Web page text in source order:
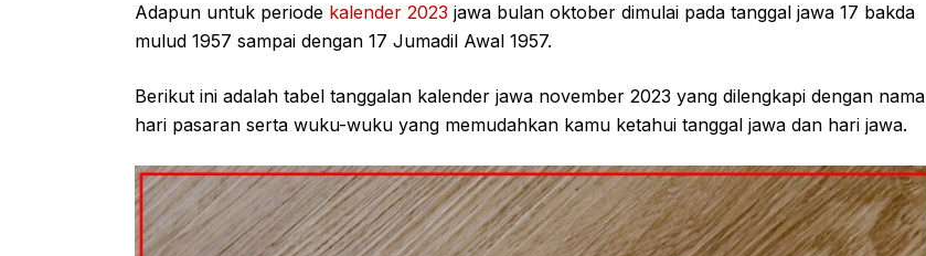
Adapun untuk periode kalender 2023 jawa bulan oktober dimulai pada tanggal jawa 17 bakda
mulud 1957 sampai dengan 17 Jumadil Awal 1957.
Berikut ini adalah tabel tanggalan kalender jawa november 2023 yang dilengkapi dengan nama
hari pasaran serta wuku-wuku yang memudahkan kamu ketahui tanggal jawa dan hari jawa.